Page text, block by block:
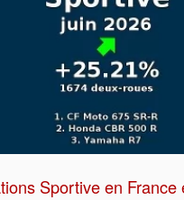
Sportive en France